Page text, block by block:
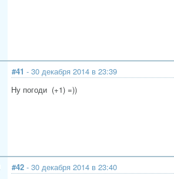
#41 - 30 декабря 2014 в 23:39
Ну погоди (+1) =))
#42 - 30 декабря 2014 в 23:40